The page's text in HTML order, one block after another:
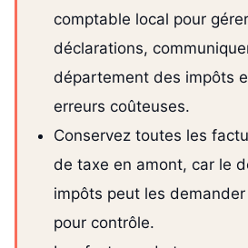
comptable local pour
déclarations,
département des impôts
erreurs coûteuses.
Conservez toutes les
de taxe en amont, car le
impôts peut les
pour contrôle.